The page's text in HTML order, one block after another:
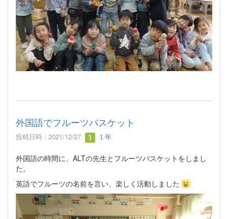
外国語でフルーツバスケット
投稿日時 : 2021/12/27 １年
外国語の時間に、ALTの先生とフルーツバスケットをしまし
た。
英語でフルーツの名前を言い、楽しく活動しました